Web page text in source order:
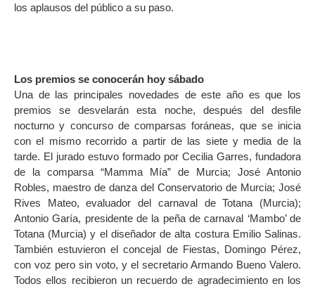
los aplausos del público a su paso.
Los premios se conocerán hoy sábado
Una de las principales novedades de este año es que los
premios se desvelarán esta noche, después del desfile
nocturno y concurso de comparsas foráneas, que se inicia
con el mismo recorrido a partir de las siete y media de la
tarde. El jurado estuvo formado por Cecilia Garres, fundadora
de la comparsa “Mamma Mía” de Murcia; José Antonio
Robles, maestro de danza del Conservatorio de Murcia; José
Rives Mateo, evaluador del carnaval de Totana (Murcia);
Antonio Garía, presidente de la peña de carnaval ‘Mambo’ de
Totana (Murcia) y el diseñador de alta costura Emilio Salinas.
También estuvieron el concejal de Fiestas, Domingo Pérez,
con voz pero sin voto, y el secretario Armando Bueno Valero.
Todos ellos recibieron un recuerdo de agradecimiento en los